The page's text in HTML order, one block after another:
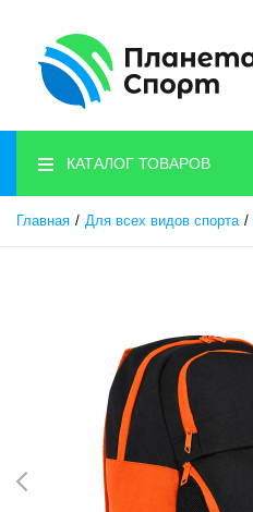
КАТАЛОГ ТОВАРОВ
Главная Для всех видов спорта